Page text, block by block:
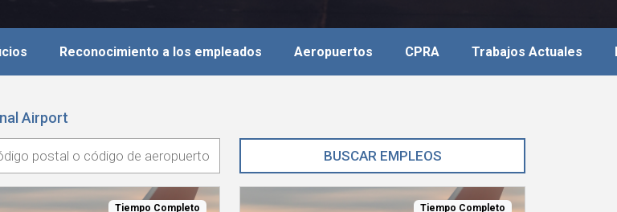
Reconocimiento a los empleados Aeropuertos CPRA Trabajos Actuales
Airport
Tiempo Completo Tiempo Completo